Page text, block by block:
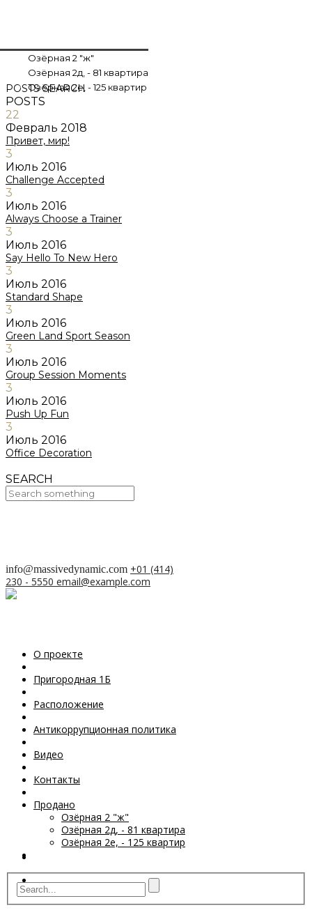
POSTSSEARCH
POSTS
22
Февраль 2018
Привет, мир!
3
Июль 2016
Challenge Accepted
3
Июль 2016
Always Choose a Trainer
3
Июль 2016
Say Hello To New Hero
3
Июль 2016
Standard Shape
3
Июль 2016
Green Land Sport Season
3
Июль 2016
Group Session Moments
3
Июль 2016
Push Up Fun
3
Июль 2016
Office Decoration
SEARCH
info@massivedynamic.com +01 (414)
230 - 5550 email@example.com
Пригородная 1Б
Расположение
Антикоррупционная
Видео
Контакты
Продано
Озёрная 2 "ж"
Озёрная 2д, - 81 квартира
Озёрная 2е, - 125 квартир
О проекте
Пригородная 1Б
Расположение
Антикоррупционная политика
Видео
Контакты
Продано
Озёрная 2 "ж"
Озёрная 2д, - 81 квартира
Озёрная 2е, - 125 квартир